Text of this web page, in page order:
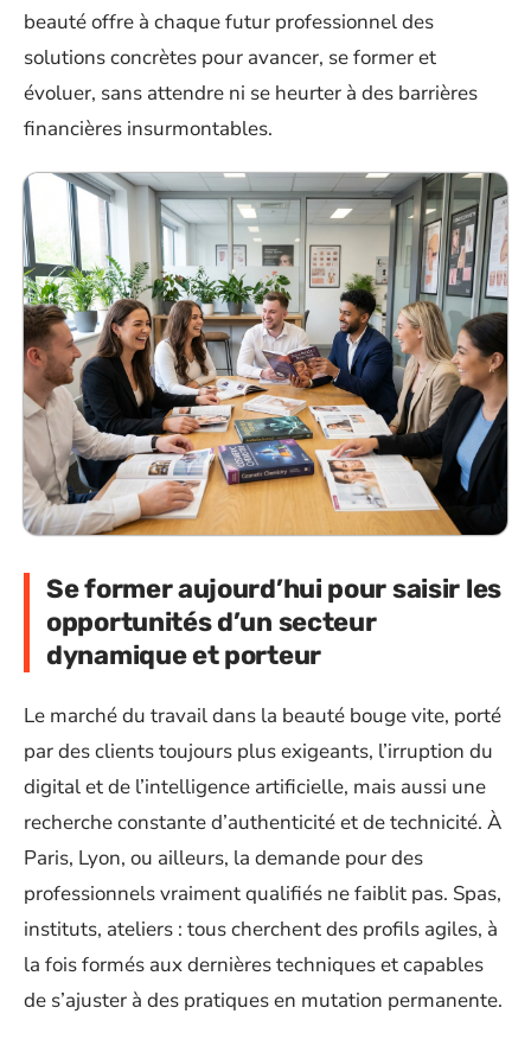
beauté offre à chaque futur professionnel des
solutions concrètes pour avancer, se former et
évoluer, sans attendre ni se heurter à des barrières
financières insurmontables.
Se former aujourd’hui pour saisir les
opportunités d’un secteur
dynamique et porteur
Le marché du travail dans la beauté bouge vite, porté
par des clients toujours plus exigeants, l’irruption du
digital et de l’intelligence artificielle, mais aussi une
recherche constante d’authenticité et de technicité. À
Paris, Lyon, ou ailleurs, la demande pour des
professionnels vraiment qualifiés ne faiblit pas. Spas,
instituts, ateliers : tous cherchent des profils agiles, à
la fois formés aux dernières techniques et capables
de s’ajuster à des pratiques en mutation permanente.